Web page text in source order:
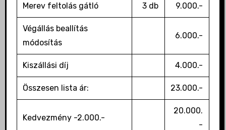
Merev feltolás gátló 3 db 9.000.-
Végállás beallítás
módosítás
6.000.-
Kiszállási díj 4.000.-
Összesen lista ár: 23.000.-
Kedvezmény -2.000.-
20.000.
-